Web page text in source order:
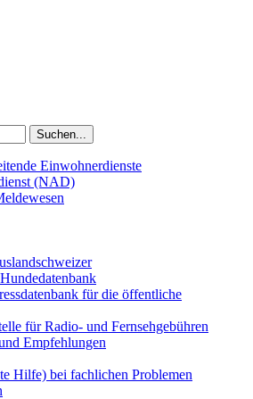
Einwohnerdienste
(NAD)
für die öffentliche
für Radio- und Fernsehgebühren
Empfehlungen
Hilfe) bei fachlichen Problemen